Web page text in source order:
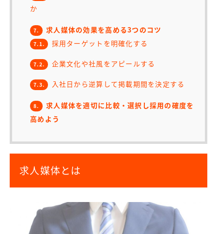
か
7. 求人媒体の効果を高める3つのコツ
7.1. 採用ターゲットを明確化する
7.2. 企業文化や社風をアピールする
7.3. 入社日から逆算して掲載期間を決定する
8.
求人媒体を適切に比較・選択し採用の確度を
高めよう
求人媒体とは